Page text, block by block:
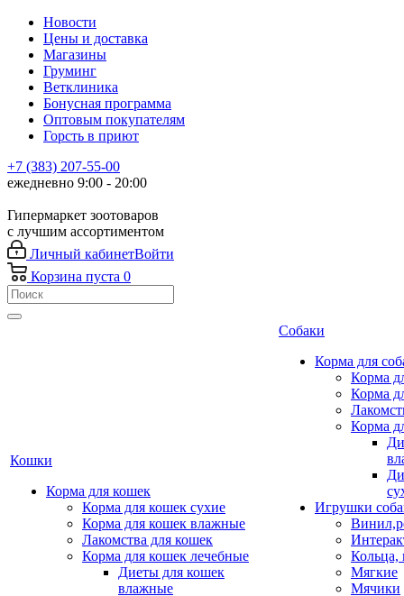
Новости
Цены и доставка
Магазины
Груминг
Ветклиника
Бонусная программа
Оптовым покупателям
Горсть в приют
+7 (383) 207-55-00
ежедневно 9:00 - 20:00
Гипермаркет зоотоваров
с лучшим ассортиментом
Личный кабинетВойти
Корзина пуста 0
Кошки
Корма для кошек
Корма для кошек сухие
Корма для кошек влажные
Лакомства для кошек
Корма для кошек лечебные
Диеты для кошек
влажные
Собаки
Корма для
Корма
Корма
Корма
Игрушки
Кольца,
Мягкие
Мячики